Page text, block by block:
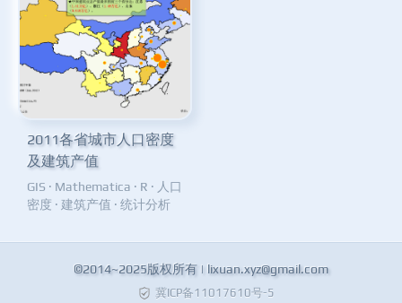
2011各省城市人口密度
及建筑产值
GIS · Mathematica · R · 人口
密度 · 建筑产值 · 统计分析
©2014~2025版权所有 | lixuan.xyz@gmail.com
冀ICP备11017610号-5